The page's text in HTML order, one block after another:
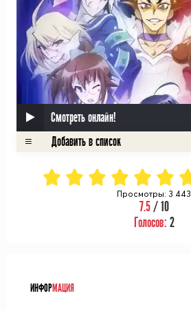
Смотреть онлайн!
Просмотры: 3 443
7.5/ 10
Голосов: 2
ИНФОРМАЦИЯ